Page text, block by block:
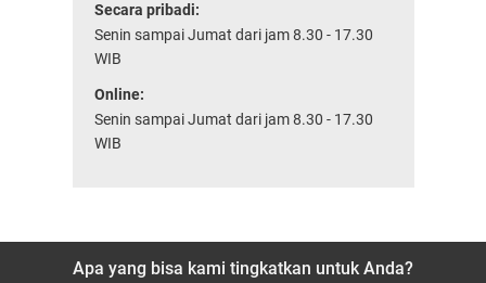
Secara pribadi:
Senin sampai Jumat dari jam 8.30 - 17.30
WIB
Online:
Senin sampai Jumat dari jam 8.30 - 17.30
WIB
Apa yang bisa kami tingkatkan untuk Anda?